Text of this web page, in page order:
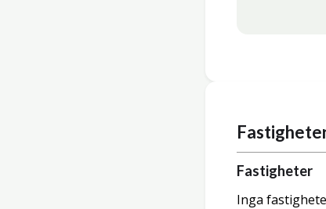
Fastigheter
Inga